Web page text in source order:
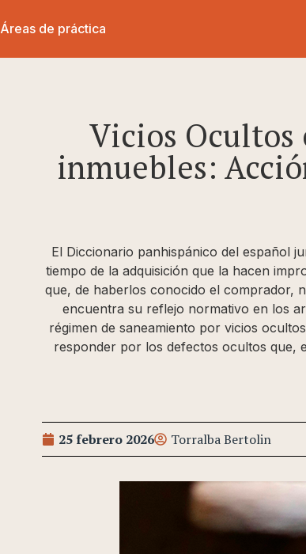
Áreas de práctica
Vicios Ocultos
inmuebles:
El Diccionario panhispánico del español
tiempo de la adquisición que la hacen
que, de haberlos conocido el comprador,
encuentra su reflejo normativo en los
régimen de saneamiento por vicios
responder por los defectos ocultos que,
25 febrero 2026 Torralba Bertolin